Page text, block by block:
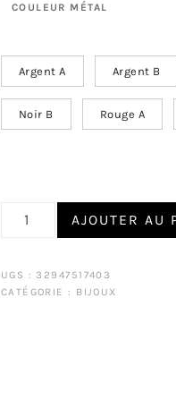
COULEUR MÉTAL
Argent A Argent B
Noir B Rouge A
AJOUTER AU
UGS : 32947517403
CATÉGORIE : BIJOUX